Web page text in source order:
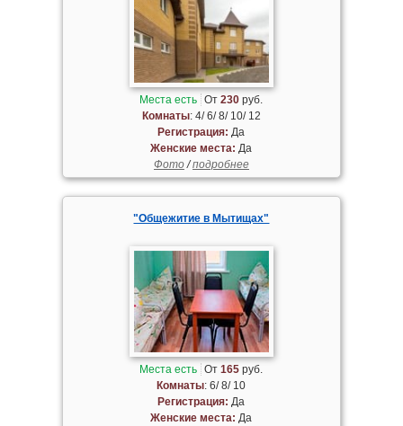
Места есть От230 руб.
Комнаты: 4/ 6/ 8/ 10/ 12
Регистрация: Да
Женские места: Да
Фото/подробнее
"Общежитие в Мытищах"
Места есть От165 руб.
Комнаты: 6/ 8/ 10
Регистрация: Да
Женские места: Да